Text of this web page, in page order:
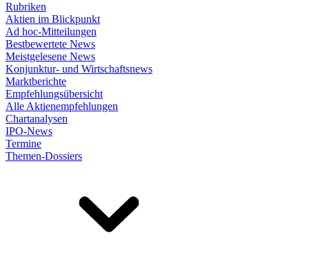
Rubriken
Aktien im Blickpunkt
Ad hoc-Mitteilungen
Bestbewertete News
Meistgelesene News
Konjunktur- und Wirtschaftsnews
Marktberichte
Empfehlungsübersicht
Alle Aktienempfehlungen
Chartanalysen
IPO-News
Termine
Themen-Dossiers